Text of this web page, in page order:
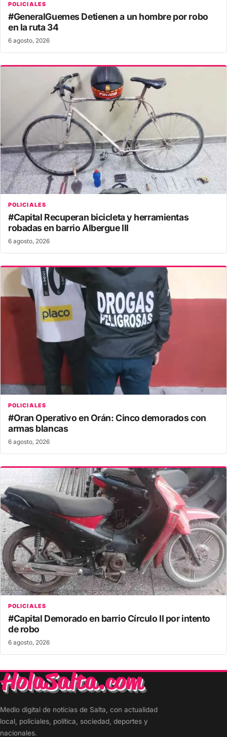
POLICIALES
#GeneralGuemes Detienen a un hombre por robo
en la ruta 34
6 agosto, 2026
POLICIALES
#Capital Recuperan bicicleta y herramientas
robadas en barrio Albergue III
6 agosto, 2026
POLICIALES
#Oran Operativo en Orán: Cinco demorados con
armas blancas
6 agosto, 2026
POLICIALES
#Capital Demorado en barrio Círculo II por intento
de robo
6 agosto, 2026
Medio digital de noticias de Salta, con actualidad
local, policiales, política, sociedad, deportes y
nacionales.